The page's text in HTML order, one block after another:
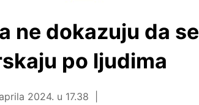
ne dokazuju da se
po ljudima
2024. u 17.38